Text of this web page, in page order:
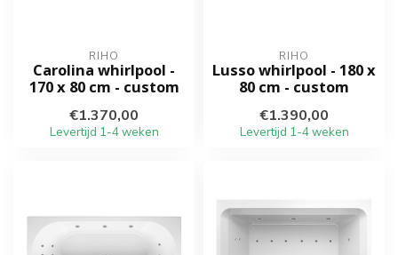
RIHO
Carolina whirlpool -
170 x 80 cm - custom
€1.370,00
Levertijd 1-4 weken
RIHO
Lusso whirlpool - 180 x
80 cm - custom
€1.390,00
Levertijd 1-4 weken